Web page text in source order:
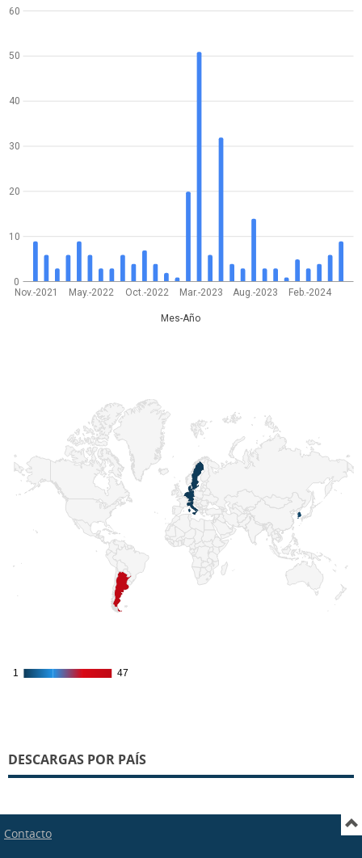
Nov.-2021 May.-2022 Oct.-2022 Mar.-2023 Aug.-2023 Feb.-2024
Mes-Año
0
10
20
30
40
50
60
1
1 47
47
DESCARGAS POR PAÍS
Contacto